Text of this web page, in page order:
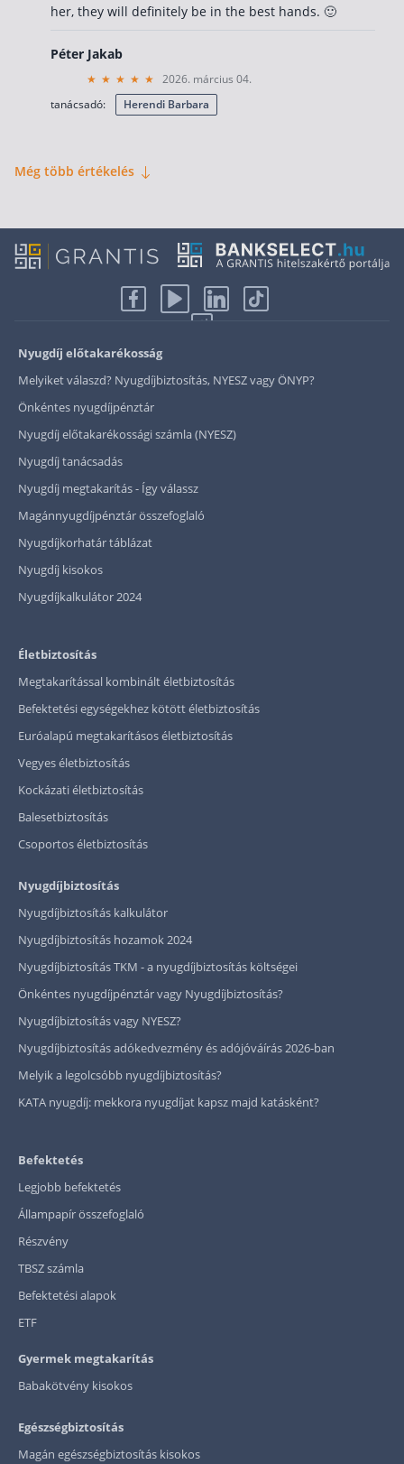
her, they will definitely be in the best hands. 🙂
Péter Jakab
2026. március 04.
tanácsadó:
Herendi Barbara
Még több értékelés
Nyugdíj előtakarékosság
Melyiket válaszd? Nyugdíjbiztosítás, NYESZ vagy ÖNYP?
Önkéntes nyugdíjpénztár
Nyugdíj előtakarékossági számla (NYESZ)
Nyugdíj tanácsadás
Nyugdíj megtakarítás - Így válassz
Magánnyugdíjpénztár összefoglaló
Nyugdíjkorhatár táblázat
Nyugdíj kisokos
Nyugdíjkalkulátor 2024
Életbiztosítás
Megtakarítással kombinált életbiztosítás
Befektetési egységekhez kötött életbiztosítás
Euróalapú megtakarításos életbiztosítás
Vegyes életbiztosítás
Kockázati életbiztosítás
Balesetbiztosítás
Csoportos életbiztosítás
Nyugdíjbiztosítás
Nyugdíjbiztosítás kalkulátor
Nyugdíjbiztosítás hozamok 2024
Nyugdíjbiztosítás TKM - a nyugdíjbiztosítás költségei
Önkéntes nyugdíjpénztár vagy Nyugdíjbiztosítás?
Nyugdíjbiztosítás vagy NYESZ?
Nyugdíjbiztosítás adókedvezmény és adójóváírás 2026-ban
Melyik a legolcsóbb nyugdíjbiztosítás?
KATA nyugdíj: mekkora nyugdíjat kapsz majd katásként?
Befektetés
Legjobb befektetés
Állampapír összefoglaló
Részvény
TBSZ számla
Befektetési alapok
ETF
Gyermek megtakarítás
Babakötvény kisokos
Egészségbiztosítás
Magán egészségbiztosítás kisokos